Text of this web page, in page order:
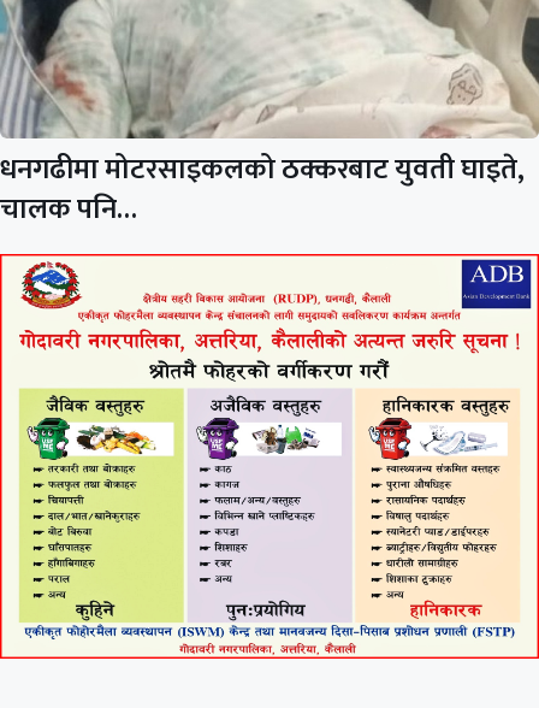
धनगढीमा मोटरसाइकलको ठक्करबाट युवती घाइते,
चालक पनि…